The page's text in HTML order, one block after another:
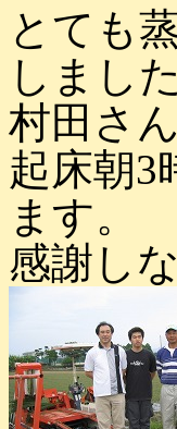
とても
しました
村田さ
起床朝3
ます。
感謝し